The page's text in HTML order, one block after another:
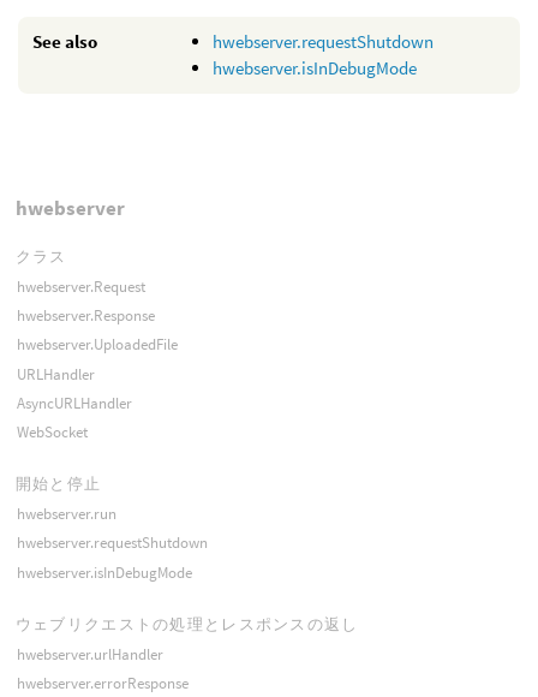
See also
hwebserver.requestShutdown
hwebserver.isInDebugMode
hwebserver
クラス
hwebserver.Request
hwebserver.Response
hwebserver.UploadedFile
URLHandler
AsyncURLHandler
WebSocket
開始と停止
hwebserver.run
hwebserver.requestShutdown
hwebserver.isInDebugMode
ウェブリクエストの処理とレスポンスの返し
hwebserver.urlHandler
hwebserver.errorResponse